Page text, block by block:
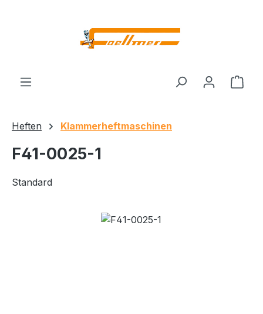
Heften Klammerheftmaschinen
F41-0025-1
Standard
Bildergalerie überspringen